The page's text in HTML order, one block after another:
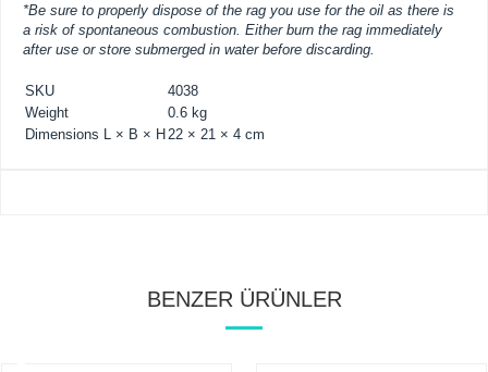
*Be sure to properly dispose of the rag you use for the oil as there is
a risk of spontaneous combustion. Either burn the rag immediately
after use or store submerged in water before discarding.
SKU
4038
Weight
0.6 kg
Dimensions L × B × H 22 × 21 × 4 cm
BENZER ÜRÜNLER